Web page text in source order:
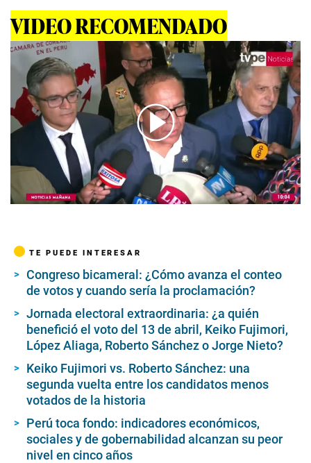
VIDEO RECOMENDADO
00:00/06:38
TE PUEDE INTERESAR
Congreso bicameral: ¿Cómo avanza el conteo
de votos y cuando sería la proclamación?
Jornada electoral extraordinaria: ¿a quién
benefició el voto del 13 de abril, Keiko Fujimori,
López Aliaga, Roberto Sánchez o Jorge Nieto?
Keiko Fujimori vs. Roberto Sánchez: una
segunda vuelta entre los candidatos menos
votados de la historia
Perú toca fondo: indicadores económicos,
sociales y de gobernabilidad alcanzan su peor
nivel en cinco años